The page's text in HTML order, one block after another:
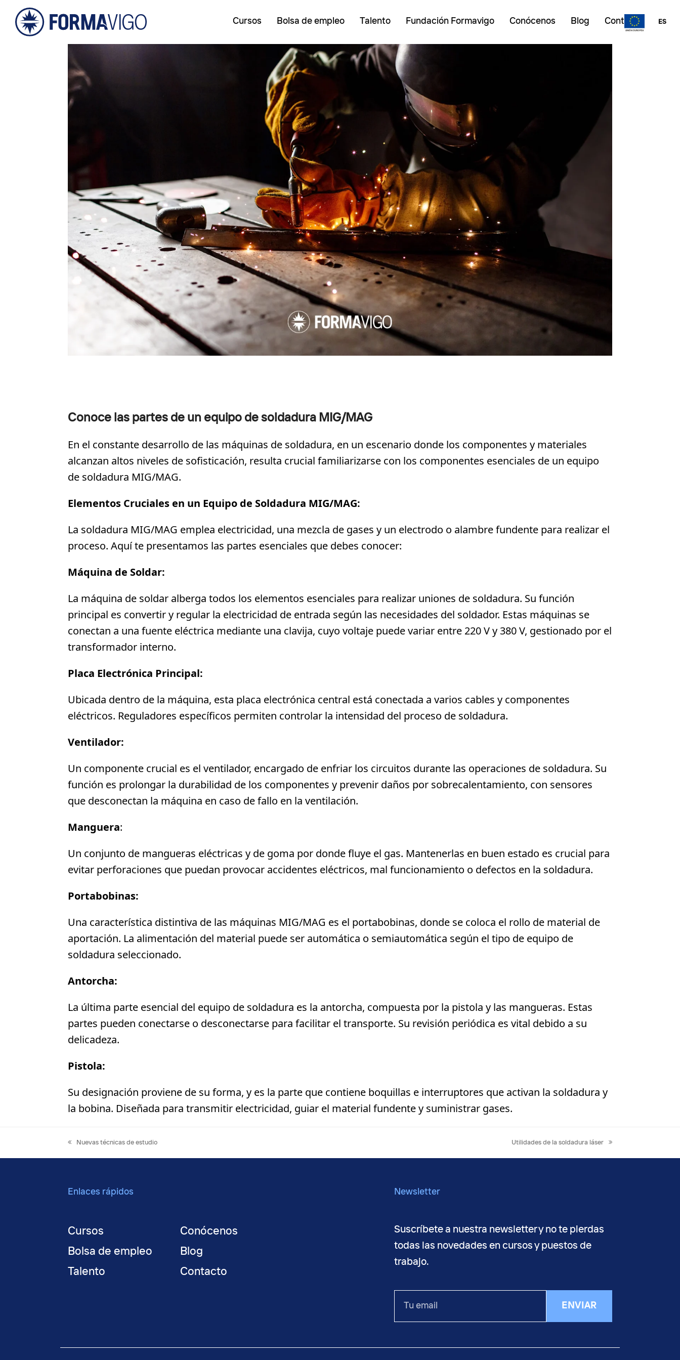
Cursos Bolsa de empleo Talento Fundación Formavigo Conócenos Blog Contacto ES
Conoce las partes de un equipo de soldadura MIG/MAG
En el constante desarrollo de las máquinas de soldadura, en un escenario donde los componentes y materiales
alcanzan altos niveles de sofisticación, resulta crucial familiarizarse con los componentes esenciales de un equipo
de soldadura MIG/MAG.
Elementos Cruciales en un Equipo de Soldadura MIG/MAG:
La soldadura MIG/MAG emplea electricidad, una mezcla de gases y un electrodo o alambre fundente para realizar el
proceso. Aquí te presentamos las partes esenciales que debes conocer:
Máquina de Soldar:
La máquina de soldar alberga todos los elementos esenciales para realizar uniones de soldadura. Su función
principal es convertir y regular la electricidad de entrada según las necesidades del soldador. Estas máquinas se
conectan a una fuente eléctrica mediante una clavija, cuyo voltaje puede variar entre 220 V y 380 V, gestionado por el
transformador interno.
Placa Electrónica Principal:
Ubicada dentro de la máquina, esta placa electrónica central está conectada a varios cables y componentes
eléctricos. Reguladores específicos permiten controlar la intensidad del proceso de soldadura.
Ventilador:
Un componente crucial es el ventilador, encargado de enfriar los circuitos durante las operaciones de soldadura. Su
función es prolongar la durabilidad de los componentes y prevenir daños por sobrecalentamiento, con sensores
que desconectan la máquina en caso de fallo en la ventilación.
Manguera:
Un conjunto de mangueras eléctricas y de goma por donde fluye el gas. Mantenerlas en buen estado es crucial para
evitar perforaciones que puedan provocar accidentes eléctricos, mal funcionamiento o defectos en la soldadura.
Portabobinas:
Una característica distintiva de las máquinas MIG/MAG es el portabobinas, donde se coloca el rollo de material de
aportación. La alimentación del material puede ser automática o semiautomática según el tipo de equipo de
soldadura seleccionado.
Antorcha:
La última parte esencial del equipo de soldadura es la antorcha, compuesta por la pistola y las mangueras. Estas
partes pueden conectarse o desconectarse para facilitar el transporte. Su revisión periódica es vital debido a su
delicadeza.
Pistola:
Su designación proviene de su forma, y es la parte que contiene boquillas e interruptores que activan la soldadura y
la bobina. Diseñada para transmitir electricidad, guiar el material fundente y suministrar gases.
previous
Nuevas técnicas de estudio
next
Utilidades de la soldadura láser
Enlaces rápidos
Cursos
Bolsa de empleo
Talento
Conócenos
Blog
Contacto
Newsletter
Suscríbete a nuestra newsletter y no te pierdas
todas las novedades en cursos y puestos de
trabajo.
email
ENVIAR